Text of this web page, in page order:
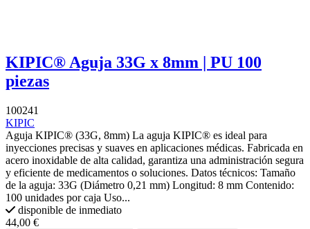
KIPIC® Aguja 33G x 8mm | PU 100
piezas
100241
KIPIC
Aguja KIPIC® (33G, 8mm) La aguja KIPIC® es ideal para
inyecciones precisas y suaves en aplicaciones médicas. Fabricada en
acero inoxidable de alta calidad, garantiza una administración segura
y eficiente de medicamentos o soluciones. Datos técnicos: Tamaño
de la aguja: 33G (Diámetro 0,21 mm) Longitud: 8 mm Contenido:
100 unidades por caja Uso...
disponible de inmediato
44,00 €